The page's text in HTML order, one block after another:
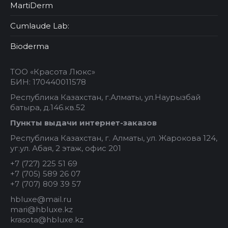
MartiDerm
Cumlaude Lab:
Bioderma
ТОО «Красота Люкс»
БИН: 170440011578
Республика Казахстан, г.Алматы, ул.Наурызбай
батыра, д.146.кв.52
Пункты выдачи интернет-заказов
Республика Казахстан, г. Алматы, ул. Жарокова 124,
уг.ул. Абая, 2 этаж, офис 201
+7 (727) 225 51 69
+7 (705) 589 26 07
+7 (707) 809 39 57
hbluxe@mail.ru
mari@hbluxe.kz
krasota@hbluxe.kz